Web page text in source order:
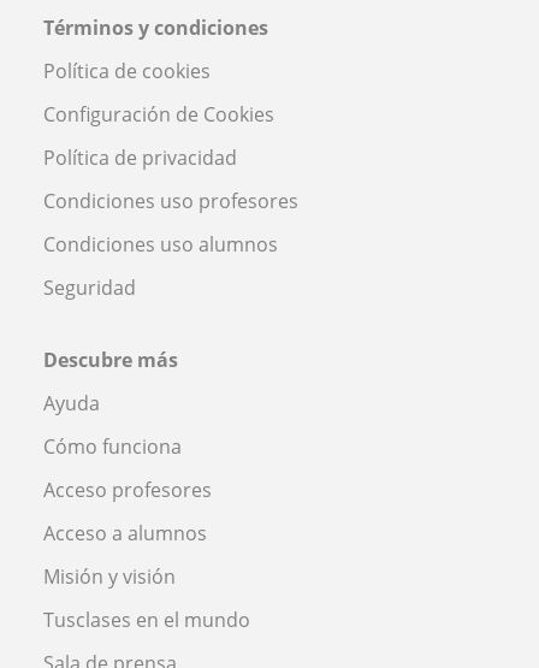
Términos y condiciones
Política de cookies
Configuración de Cookies
Política de privacidad
Condiciones uso profesores
Condiciones uso alumnos
Seguridad
Descubre más
Ayuda
Cómo funciona
Acceso profesores
Acceso a alumnos
Misión y visión
Tusclases en el mundo
Sala de prensa